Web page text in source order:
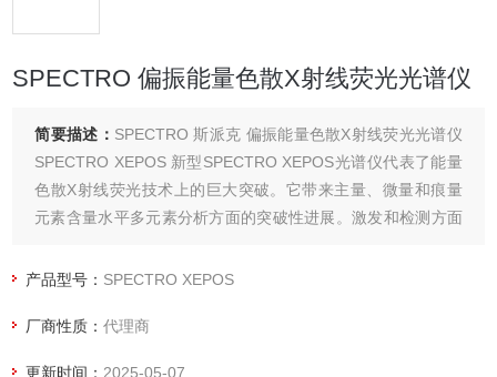
SPECTRO 偏振能量色散X射线荧光光谱仪
简要描述： SPECTRO 斯派克 偏振能量色散X射线荧光光谱仪
SPECTRO XEPOS 新型SPECTRO XEPOS光谱仪代表了能量
色散X射线荧光技术上的巨大突破。它带来主量、微量和痕量
元素含量水平多元素分析方面的突破性进展。激发和检测方面
和准确度。
产品型号： SPECTRO XEPOS
厂商性质：代理商
更新时间： 2025-05-07